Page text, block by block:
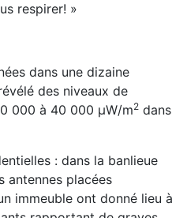
respirer! »
dans une dizaine
des niveaux de
000 à 40 000 μW/m2 dans
: dans la banlieue
antennes placées
immeuble ont donné lieu à